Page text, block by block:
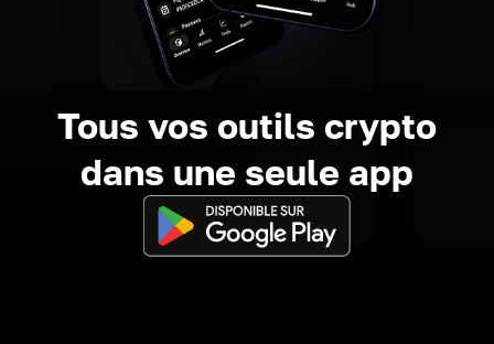
Tous vos outils crypto
dans une seule app